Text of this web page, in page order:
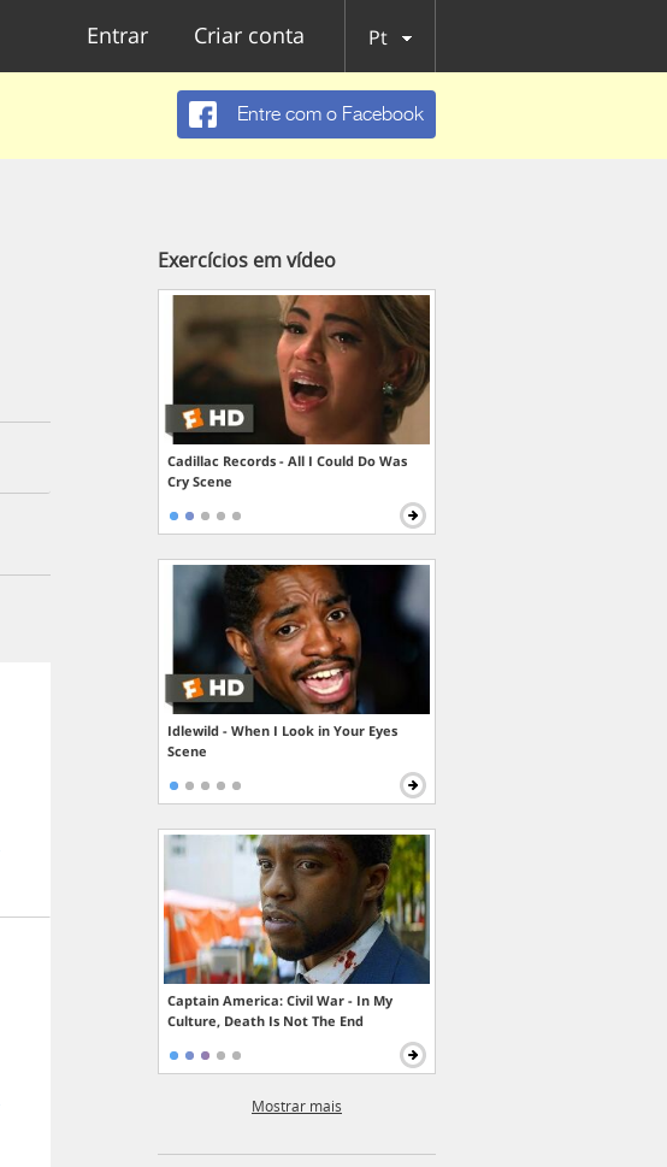
Entrar Criar conta Pt
Entre com o Facebook
Exercícios em vídeo
Cadillac Records - All I Could Do Was
Cry Scene
Idlewild - When I Look in Your Eyes
Scene
Captain America: Civil War - In My
Culture, Death Is Not The End
Mostrar mais